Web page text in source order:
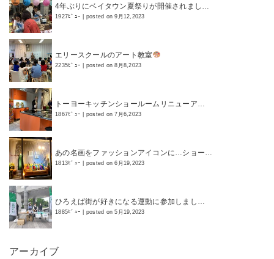
4年ぶりにベイタウン夏祭りが開催されまし…
1927ﾋﾞｭｰ posted on 9月12,2023
エリースクールのアート教室
2235ﾋﾞｭｰ posted on 8月8,2023
トーヨーキッチンショールームリニューア…
1867ﾋﾞｭｰ posted on 7月6,2023
あの名画をファッションアイコンに…ショー…
1813ﾋﾞｭｰ posted on 6月19,2023
ひろえば街が好きになる運動に参加しまし…
1885ﾋﾞｭｰ posted on 5月19,2023
アーカイブ